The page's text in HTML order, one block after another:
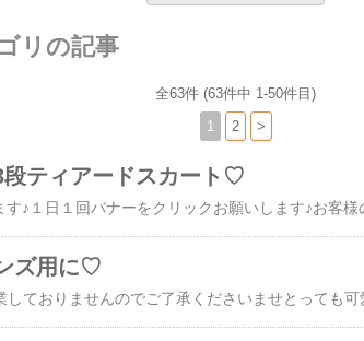
リの記事
全63件 (63件中 1-50件目)
1 2 >
段ティアードスカート♡
ズ用に♡